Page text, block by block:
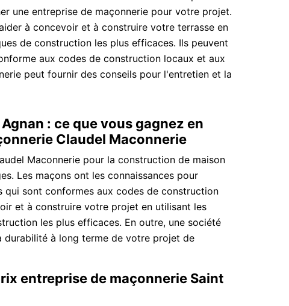
une entreprise de maçonnerie pour votre projet.
à concevoir et à construire votre terrasse en
de construction les plus efficaces. Ils peuvent
aux codes de construction locaux et aux
peut fournir des conseils pour l'entretien et la
: ce que vous gagnez en
Claudel Maconnerie
Maconnerie pour la construction de maison
Les maçons ont les connaissances pour
sont conformes aux codes de construction
et à construire votre projet en utilisant les
les plus efficaces. En outre, une société
à long terme de votre projet de
entreprise de maçonnerie Saint